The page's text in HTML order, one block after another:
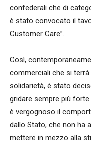
confederali che di
è stato convocato il
Customer Care”.
Così,
commerciali che si
solidarietà, è stato
gridare sempre più
è vergognoso il
dallo Stato, che non ha
mettere in mezzo alla